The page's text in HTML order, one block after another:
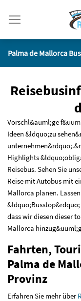
Palma de Mallorca
Vorschl&auml;ge
Ideen &ldquo;zu
Highlights
Reisebus. Sehen Sie
Reise mit Autobus mit
Mallorca planen.
dass wir diesen dieser
Mallorca
Fahrten,
Palma de
Provinz
Erfahren Sie mehr über